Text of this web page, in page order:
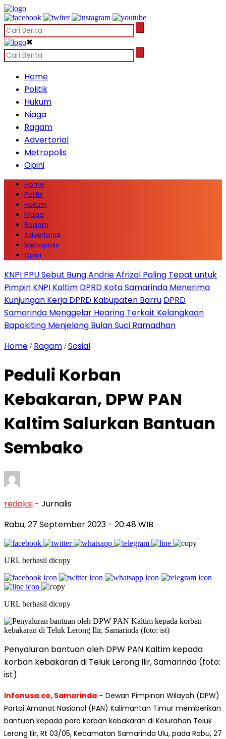
✖
Home
Politik
Hukum
Niaga
Ragam
Advertorial
Metropolis
Opini
Home
Politik
Hukum
Niaga
Ragam
Advertorial
Metropolis
Opini
KNPI PPU Sebut Bung Andrie Afrizal Paling Tepat untuk
Pimpin KNPI Kaltim DPRD Kota Samarinda Menerima
Kunjungan Kerja DPRD Kabupaten Barru DPRD
Samarinda Menggelar Hearing Terkait Kelangkaan
Bapokiting Menjelang Bulan Suci Ramadhan
Home / Ragam /Sosial
Peduli Korban
Kebakaran, DPW PAN
Kaltim Salurkan Bantuan
Sembako
redaksi - Jurnalis
Rabu, 27 September 2023 - 20:48 WIB
URL berhasil dicopy
URL berhasil dicopy
Penyaluran bantuan oleh DPW PAN Kaltim kepada
korban kebakaran di Teluk Lerong Ilir, Samarinda (foto:
ist)
Infonusa.co, Samarinda – Dewan Pimpinan Wilayah (DPW)
Partai Amanat Nasional (PAN) Kalimantan Timur memberikan
bantuan kepada para korban kebakaran di Kelurahan Teluk
Lerong Ilir, Rt 03/05, Kecamatan Samarinda Ulu, pada Rabu, 27